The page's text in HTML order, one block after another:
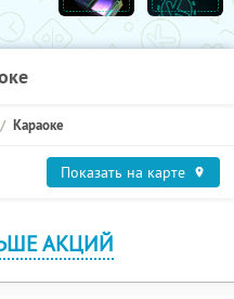
Караоке
Показать на карте
АКЦИЙ